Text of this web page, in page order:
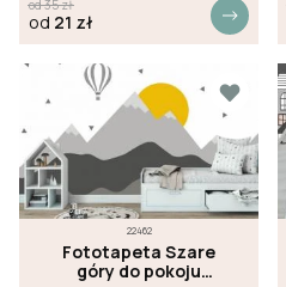
od35zł
od 21 zł
22462
Fototapeta Szare
góry do pokoju